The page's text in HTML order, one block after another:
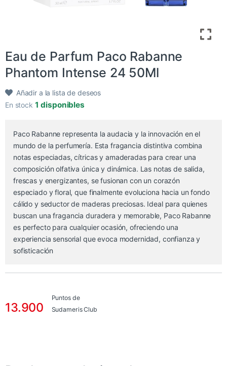
Eau de Parfum Paco Rabanne
Phantom Intense 24 50Ml
Añadir a la lista de deseos
En stock 1 disponibles
Paco Rabanne representa la audacia y la innovación en el
mundo de la perfumería. Esta fragancia distintiva combina
notas especiadas, cítricas y amaderadas para crear una
composición olfativa única y dinámica. Las notas de salida,
frescas y energizantes, se fusionan con un corazón
especiado y floral, que finalmente evoluciona hacia un fondo
cálido y seductor de maderas preciosas. Ideal para quienes
buscan una fragancia duradera y memorable, Paco Rabanne
es perfecto para cualquier ocasión, ofreciendo una
experiencia sensorial que evoca modernidad, confianza y
sofisticación
13.900
Puntos de
Sudameris Club